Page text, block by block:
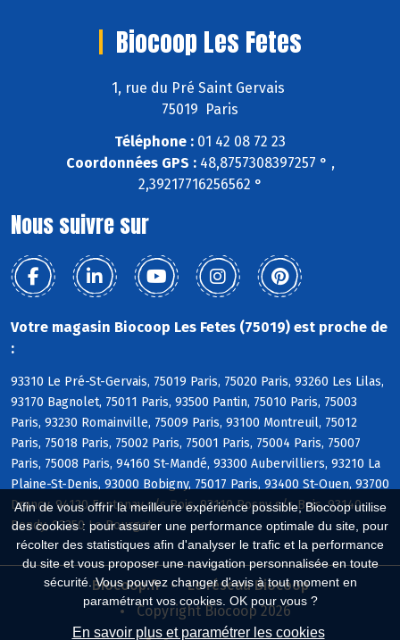
Afin de vous offrir la meilleure expérience possible, Biocoop utilise
des cookies : pour assurer une performance optimale du site, pour
récolter des statistiques afin d'analyser le trafic et la performance
du site et vous proposer une navigation personnalisée en toute
sécurité. Vous pouvez changer d'avis à tout moment en
paramétrant vos cookies. OK pour vous ?
En savoir plus et paramétrer les cookies
Biocoop Les Fetes
1, rue du Pré Saint Gervais
75019 Paris
Téléphone : 01 42 08 72 23
Coordonnées GPS :48,8757308397257 ° ,
2,39217716256562 °
Nous suivre sur
Votre magasin Biocoop Les Fetes (75019) est proche de
:
93310 Le Pré-St-Gervais, 75019 Paris, 75020 Paris, 93260 Les Lilas,
93170 Bagnolet, 75011 Paris, 93500 Pantin, 75010 Paris, 75003
Paris, 93230 Romainville, 75009 Paris, 93100 Montreuil, 75012
Paris, 75018 Paris, 75002 Paris, 75001 Paris, 75004 Paris, 75007
Paris, 75008 Paris, 94160 St-Mandé, 93300 Aubervilliers, 93210 La
Plaine-St-Denis, 93000 Bobigny, 75017 Paris, 93400 St-Ouen, 93700
Drancy, 94120 Fontenay s/s Bois, 93110 Rosny s/s Bois, 93140
Bondy, 93350 Le Bourget
Biocoop.fr
Le réseau Biocoop
Copyright Biocoop 2026